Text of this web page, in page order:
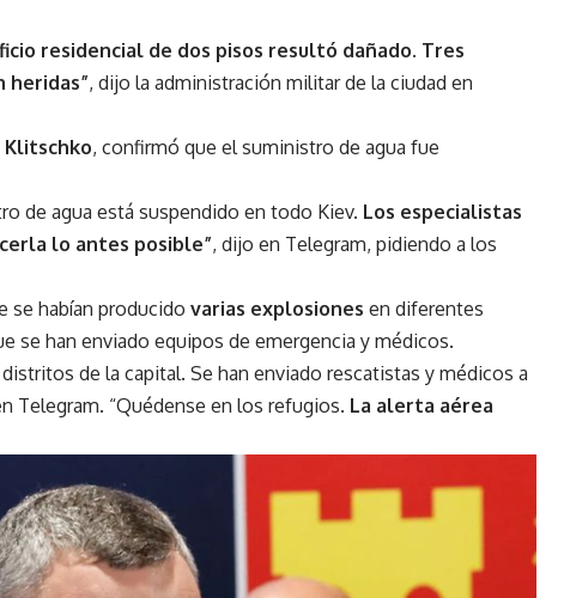
residencial de dos pisos resultó dañado. Tres
heridas”, dijo la administración militar de la ciudad en
, confirmó que el suministro de agua fue
de agua está suspendido en todo Kiev. Los especialistas
lo antes posible”, dijo en Telegram, pidiendo a los
se habían producido varias explosiones en diferentes
se han enviado equipos de emergencia y médicos.
de la capital. Se han enviado rescatistas y médicos a
Telegram. “Quédense en los refugios. La alerta aérea